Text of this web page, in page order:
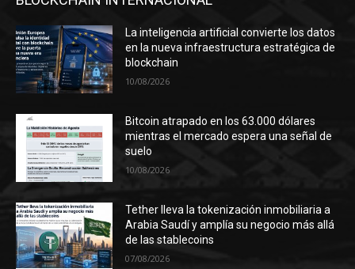
La inteligencia artificial convierte los datos
en la nueva infraestructura estratégica de
blockchain
10/08/2026
Bitcoin atrapado en los 63.000 dólares
mientras el mercado espera una señal de
suelo
10/08/2026
Tether lleva la tokenización inmobiliaria a
Arabia Saudí y amplía su negocio más allá
de las stablecoins
07/08/2026